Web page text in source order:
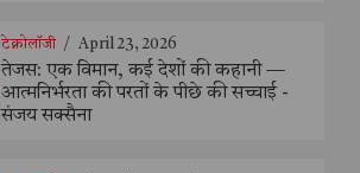
टेक्नोलॉजी / April 23, 2026
तेजस: एक विमान, कई देशों की कहानी —
आत्मनिर्भरता की परतों के पीछे की सच्चाई -
संजय सक्सैना